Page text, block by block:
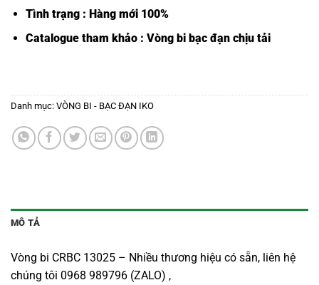
Tình trạng : Hàng mới 100%
Catalogue tham khảo : Vòng bi bạc đạn chịu tải
Danh mục: VÒNG BI - BẠC ĐẠN IKO
MÔ TẢ
Vòng bi CRBC 13025 – Nhiều thương hiệu có sẵn, liên hệ
chúng tôi 0968 989796 (ZALO) ,